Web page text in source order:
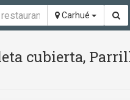
Carhué
cubierta,